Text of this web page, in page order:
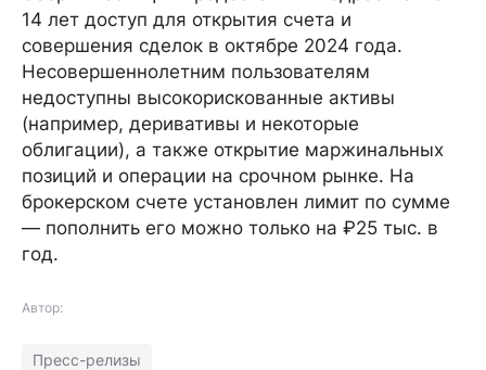
14 лет доступ для открытия счета и
совершения сделок в октябре 2024 года.
Несовершеннолетним пользователям
недоступны высокорискованные активы
(например, деривативы и некоторые
облигации), а также открытие маржинальных
позиций и операции на срочном рынке. На
брокерском счете установлен лимит по сумме
— пополнить его можно только на ₽25 тыс. в
год.
Автор:
Пресс-релизы